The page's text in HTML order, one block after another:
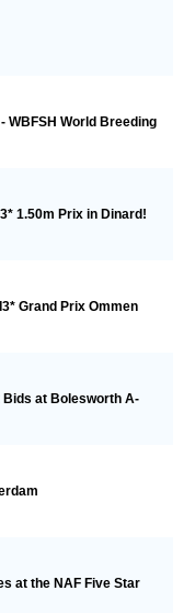
WBFSH World Breeding
1.50m Prix in Dinard!
Grand Prix Ommen
at Bolesworth A-
at the NAF Five Star